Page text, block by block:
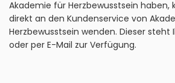
Akademie für Herzbewusstsein haben,
direkt an den Kundenservice von
Herzbewusstsein wenden. Dieser
oder per E-Mail zur Verfügung.